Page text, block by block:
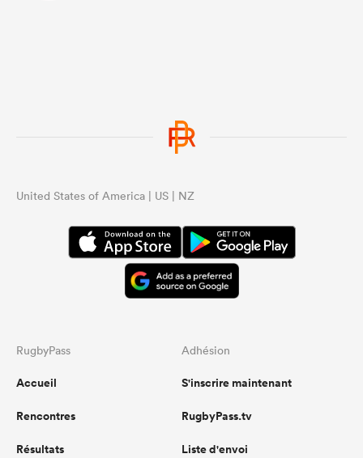
United States of America | US | NZ
RugbyPass
Accueil
Rencontres
Résultats
Adhésion
S'inscrire maintenant
RugbyPass.tv
Liste d'envoi